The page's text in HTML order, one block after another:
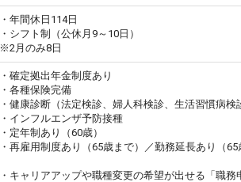
・年間休日114日
・シフト制（公休月9～10日）
※2月のみ8日
・確定拠出年金制度あり
・各種保険完備
・健康診断（法定検診、婦人科検診、生活習慣病検
・インフルエンザ予防接種
・定年制あり（60歳）
・再雇用制度あり（65歳まで）／勤務延長あり（65
・キャリアアップや職種変更の希望が出せる「職務